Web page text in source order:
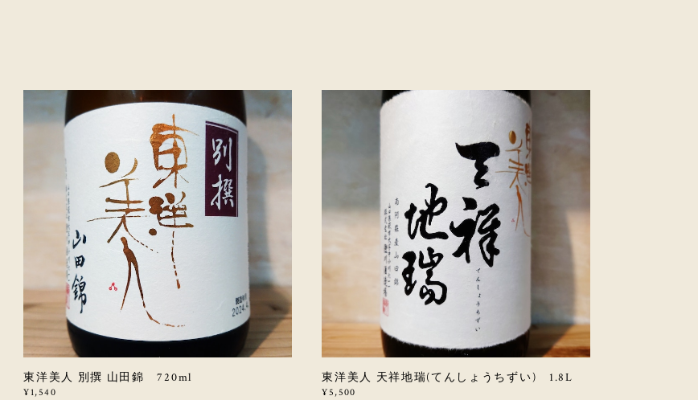
東洋美人 別撰 山田錦 720ml
¥1,540
東洋美人 天祥地瑞(てんしょうちずい) 1.8L
¥5,500